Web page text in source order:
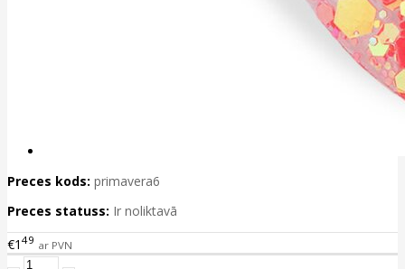
Preces kods: primavera6
Preces statuss: Ir noliktavā
€1 49 ar PVN